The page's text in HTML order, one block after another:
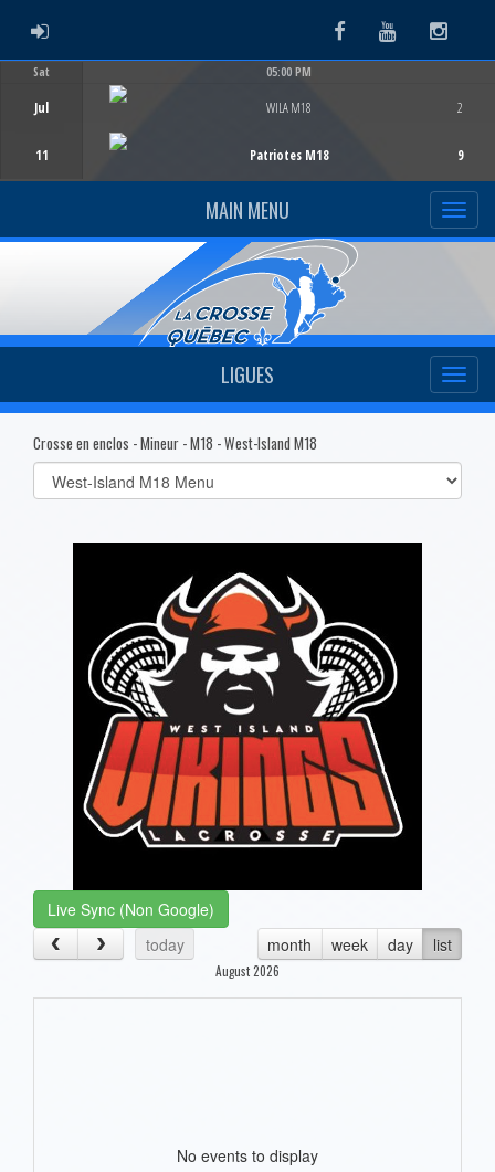
ADMIN LOGIN FacebookYoutube
Sat
Jul
11
05:00 PM
WILA M18
Patriotes M18
2
9
MAIN MENU
LIGUES
Crosse en enclos - Mineur - M18 - West-Island M18
Select
list(select
Live Sync (Non Google)
today
month week day list
August 2026
No events to display